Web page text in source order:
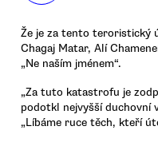
Že je za tento teroristický
Chagaj Matar, Alí
„Ne naším jménem“.
„Za tuto katastrofu je
podotkl nejvyšší duchovní
„Líbáme ruce těch, kteří